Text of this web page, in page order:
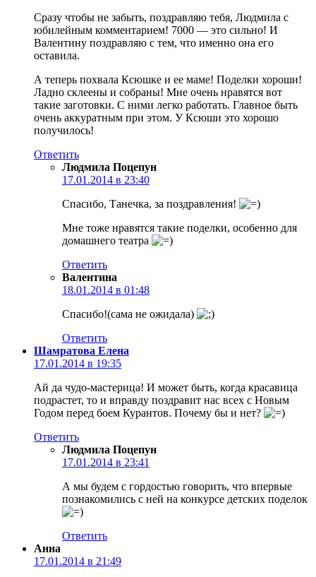
Сразу чтобы не забыть, поздравляю тебя, Людмила с
юбилейным комментарием! 7000 — это сильно! И
Валентину поздравляю с тем, что именно она его
оставила.
А теперь похвала Ксюшке и ее маме! Поделки хороши!
Ладно склеены и собраны! Мне очень нравятся вот
такие заготовки. С ними легко работать. Главное быть
очень аккуратным при этом. У Ксюши это хорошо
получилось!
Ответить
Людмила Поцепун
17.01.2014 в 23:40
Спасибо, Танечка, за поздравления!
Мне тоже нравятся такие поделки, особенно для
домашнего театра
Ответить
Валентина
18.01.2014 в 01:48
Спасибо!(сама не ожидала)
Ответить
Шамратова Елена
17.01.2014 в 19:35
Ай да чудо-мастерица! И может быть, когда красавица
подрастет, то и вправду поздравит нас всех с Новым
Годом перед боем Курантов. Почему бы и нет?
Ответить
Людмила Поцепун
17.01.2014 в 23:41
А мы будем с гордостью говорить, что впервые
познакомились с ней на конкурсе детских поделок
Ответить
Анна
17.01.2014 в 21:49